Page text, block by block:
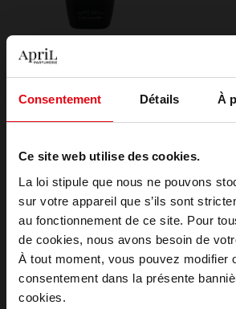
Consentement Détails À
Ce site web utilise des cookies.
La loi stipule que nous ne pouvons
sur votre appareil que s’ils sont
au fonctionnement de ce site. Pour
de cookies, nous avons besoin de
À tout moment, vous pouvez modifier
consentement dans la présente
cookies.
GUY LAROCHE
Drakkar Noir
EAU DE TOILETTE
49,50 € Ajouter
Choisissez votre